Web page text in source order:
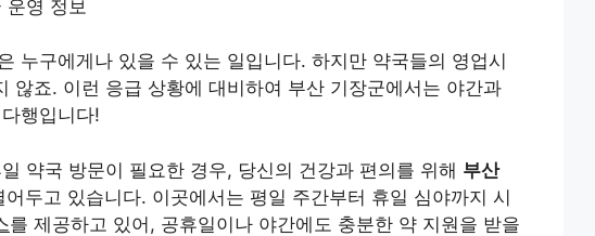
운영 정보
누구에게나 있을 수 있는 일입니다. 하지만 약국들의 영업시
않죠. 이런 응급 상황에 대비하여 부산 기장군에서는 야간과
행입니다!
약국 방문이 필요한 경우, 당신의 건강과 편의를 위해 부산
두고 있습니다. 이곳에서는 평일 주간부터 휴일 심야까지 시
를 제공하고 있어, 공휴일이나 야간에도 충분한 약 지원을 받을